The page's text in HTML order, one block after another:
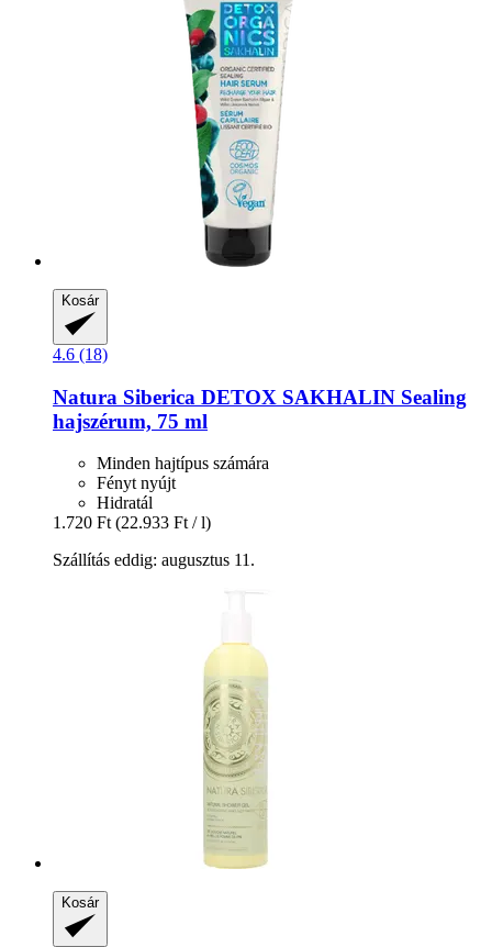
Kosár
4.6 (18)
Natura Siberica DETOX SAKHALIN Sealing
hajszérum, 75 ml
Minden hajtípus számára
Fényt nyújt
Hidratál
1.720 Ft (22.933 Ft / l)
Szállítás eddig: augusztus 11.
Kosár